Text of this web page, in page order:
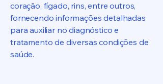
coração, fígado, rins, entre outros,
fornecendo informações detalhadas
para auxiliar no diagnóstico e
tratamento de diversas condições de
saúde.